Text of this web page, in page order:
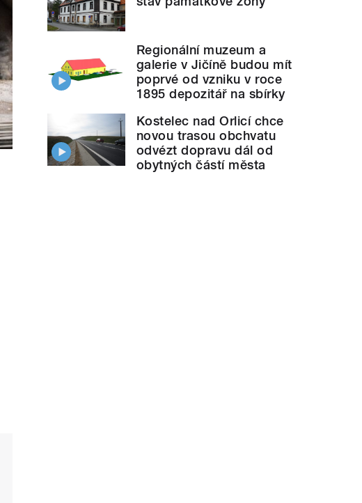
Regionální muzeum a
galerie v Jičíně budou mít
poprvé od vzniku v roce
1895 depozitář na sbírky
Kostelec nad Orlicí chce
novou trasou obchvatu
odvézt dopravu dál od
obytných částí města